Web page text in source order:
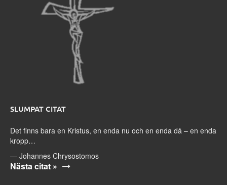
SLUMPAT CITAT
Det finns bara en Kristus, en enda nu och en enda då – en enda
kropp…
— Johannes Chrysostomos
Nästa citat »